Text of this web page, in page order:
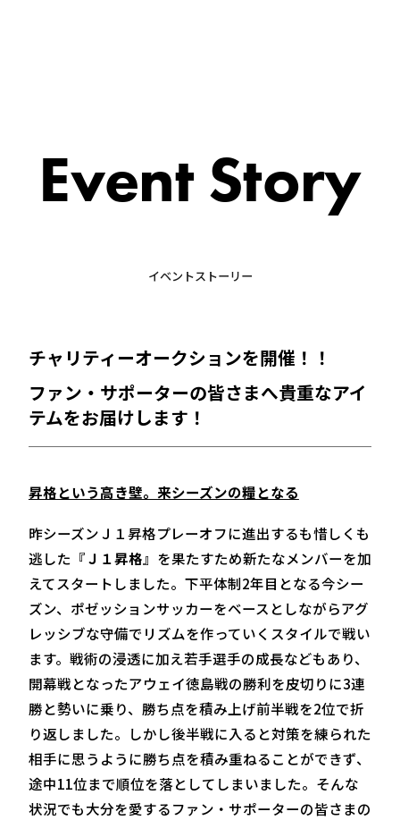
Event Story
イベントストーリー
チャリティーオークションを開催！！
ファン・サポーターの皆さまへ貴重なアイ
テムをお届けします！
昇格という高き壁。来シーズンの糧となる
昨シーズンＪ１昇格プレーオフに進出するも惜しくも
逃した『Ｊ１昇格』を果たすため新たなメンバーを加
えてスタートしました。下平体制2年目となる今シー
ズン、ポゼッションサッカーをベースとしながらアグ
レッシブな守備でリズムを作っていくスタイルで戦い
ます。戦術の浸透に加え若手選手の成長などもあり、
開幕戦となったアウェイ徳島戦の勝利を皮切りに3連
勝と勢いに乗り、勝ち点を積み上げ前半戦を2位で折
り返しました。しかし後半戦に入ると対策を練られた
相手に思うように勝ち点を積み重ねることができず、
途中11位まで順位を落としてしまいました。そんな
状況でも大分を愛するファン・サポーターの皆さまの